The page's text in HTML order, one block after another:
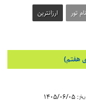
نام تور ارزانترین
هفتم)
1405/06/05